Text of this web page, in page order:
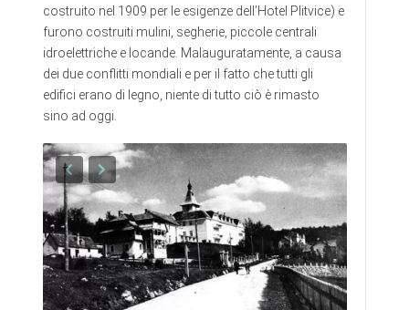
costruito nel 1909 per le esigenze dell’Hotel Plitvice) e
furono costruiti mulini, segherie, piccole centrali
idroelettriche e locande. Malauguratamente, a causa
dei due conflitti mondiali e per il fatto che tutti gli
edifici erano di legno, niente di tutto ciò è rimasto
sino ad oggi.